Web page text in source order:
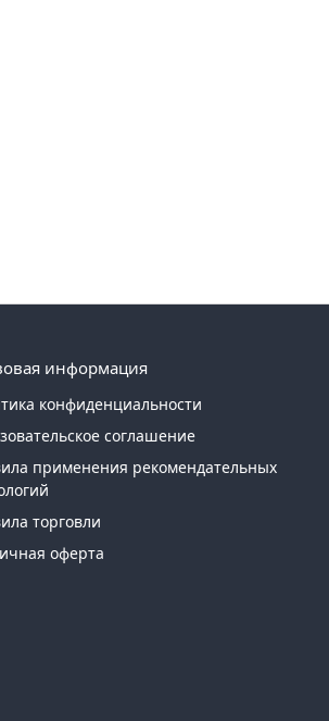
информация
конфиденциальности
соглашение
применения рекомендательных
торговли
оферта